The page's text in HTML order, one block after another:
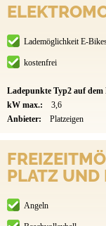
Lademöglichkeit E-
kostenfrei
Ladepunkte Typ2 auf dem
kW max.:
3,6
Anbieter:
Platzeigen
PLATZ UND
Angeln